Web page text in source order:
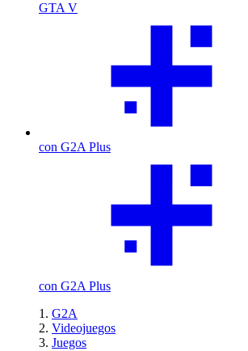
GTA V
con G2A Plus
con G2A Plus
G2A
Videojuegos
Juegos